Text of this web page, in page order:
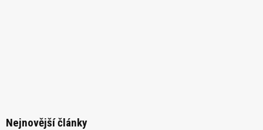
Nejnovější články